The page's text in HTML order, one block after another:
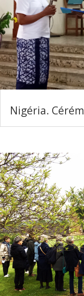
Nigéria.